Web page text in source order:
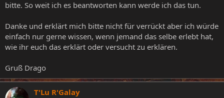
bitte. So weit ich es beantworten kann werde ich das tun.
Danke und erklärt mich bitte nicht für verrückt aber ich würde
einfach nur gerne wissen, wenn jemand das selbe erlebt hat,
wie ihr euch das erklärt oder versucht zu erklären.
Gruß Drago
T'Lu R'Galay